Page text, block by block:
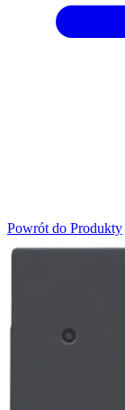
Powrót do Produkty